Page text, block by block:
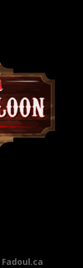
Fadoul.ca